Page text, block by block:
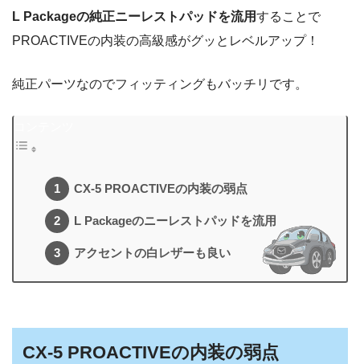
L Packageの純正ニーレストパッドを流用することで
PROACTIVEの内装の高級感がグッとレベルアップ！
純正パーツなのでフィッティングもバッチリです。
CX-5 PROACTIVEの内装の弱点
L Packageのニーレストパッドを流用
アクセントの白レザーも良い
CX-5 PROACTIVEの内装の弱点